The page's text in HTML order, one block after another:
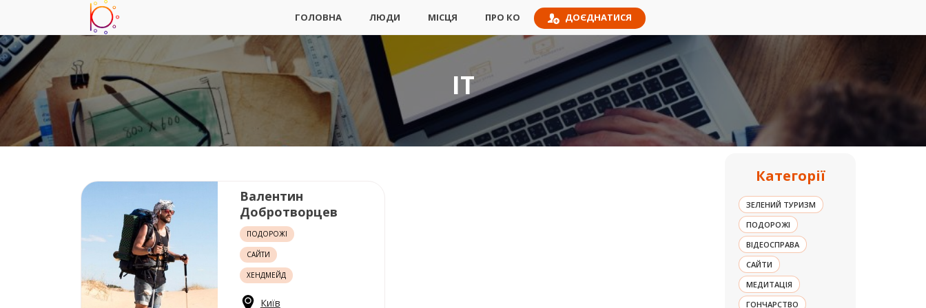
ГОЛОВНА ЛЮДИ МІСЦЯ ПРО КО ДОЄДНАТИСЯ
IT
Валентин
Добротворцев
ПОДОРОЖІ
САЙТИ
ХЕНДМЕЙД
Київ
Категорії
ЗЕЛЕНИЙ ТУРИЗМ
ПОДОРОЖІ
ВІДЕОСПРАВА
CАЙТИ
МЕДИТАЦІЯ
ГОНЧАРСТВО